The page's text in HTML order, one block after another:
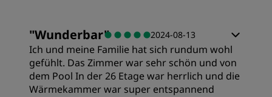
"Wunderbar" 2024-08-13
Ich und meine Familie hat sich rundum wohl
gefühlt. Das Zimmer war sehr schön und von
dem Pool In der 26 Etage war herrlich und die
Wärmekammer war super entspannend